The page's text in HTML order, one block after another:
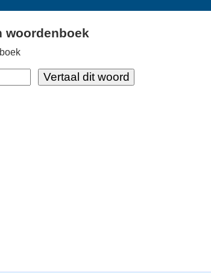
woordenboek